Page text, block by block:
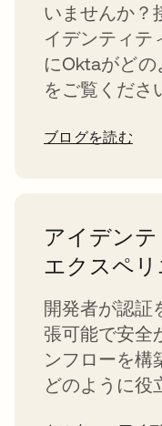
いませんか？
イデンティテ
にOktaがど
をご覧くださ
ブログを読む
アイデン
エクスペ
開発者が認証
張可能で安全
ンフローを構
どのように役